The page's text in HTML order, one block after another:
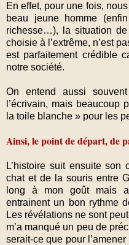
En effet, pour une fois,
beau jeune homme
richesse…), la situation
choisie à l’extrême, n’est
est parfaitement crédible
notre société.
On entend aussi
l’écrivain, mais beaucoup
la toile blanche » pour les
Ainsi, le point de départ, de
L’histoire suit ensuite
chat et de la souris entre
long à mon goût mais
entrainent un bon rythme
Les révélations ne sont
m’a manqué un peu de
serait-ce que pour